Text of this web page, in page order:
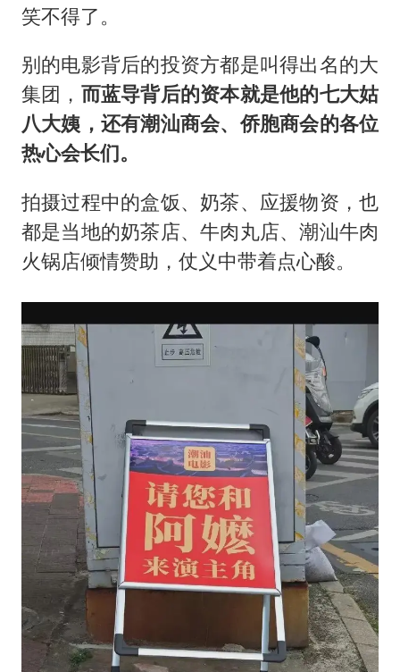
笑不得了。
别的电影背后的投资方都是叫得出名的大
集团， 而蓝导背后的资本就是他的七大姑
八大姨，还有潮汕商会、侨胞商会的各位
热心会长们。
拍摄过程中的盒饭、奶茶、应援物资，也
都是当地的奶茶店、牛肉丸店、潮汕牛肉
火锅店倾情赞助，仗义中带着点心酸。